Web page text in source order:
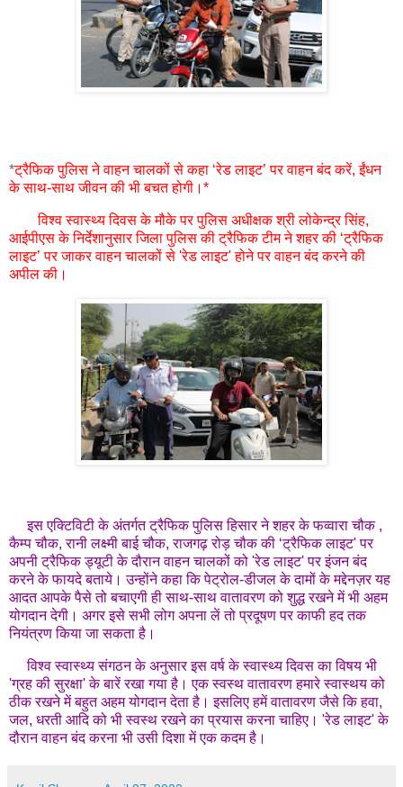
*ट्रैफिक पुलिस ने वाहन चालकों से कहा ‘रेड लाइट’ पर वाहन बंद करें, ईंधन
के साथ-साथ जीवन की भी बचत होगी।*
विश्व स्वास्थ्य दिवस के मौके पर पुलिस अधीक्षक श्री लोकेन्द्र सिंह,
आईपीएस के निर्देशानुसार जिला पुलिस की ट्रैफिक टीम ने शहर की ‘ट्रैफिक
लाइट’ पर जाकर वाहन चालकों से 'रेड लाइट' होने पर वाहन बंद करने की
अपील की।
इस एक्टिविटी के अंतर्गत ट्रैफिक पुलिस हिसार ने शहर के फव्वारा चौक ,
कैम्प चौक, रानी लक्ष्मी बाई चौक, राजगढ़ रोड़ चौक की ‘ट्रैफिक लाइट' पर
अपनी ट्रैफिक ड्यूटी के दौरान वाहन चालकों को 'रेड लाइट' पर इंजन बंद
करने के फायदे बताये। उन्होंने कहा कि पेट्रोल-डीजल के दामों के मद्देनज़र यह
आदत आपके पैसे तो बचाएगी ही साथ-साथ वातावरण को शुद्ध रखने में भी अहम
योगदान देगी। अगर इसे सभी लोग अपना लें तो प्रदूषण पर काफी हद तक
नियंत्रण किया जा सकता है।
विश्व स्वास्थ्य संगठन के अनुसार इस वर्ष के स्वास्थ्य दिवस का विषय भी
'ग्रह की सुरक्षा' के बारें रखा गया है। एक स्वस्थ वातावरण हमारे स्वास्थय को
ठीक रखने में बहुत अहम योगदान देता है। इसलिए हमें वातावरण जैसे कि हवा,
जल, धरती आदि को भी स्वस्थ रखने का प्रयास करना चाहिए। 'रेड लाइट' के
दौरान वाहन बंद करना भी उसी दिशा में एक कदम है।